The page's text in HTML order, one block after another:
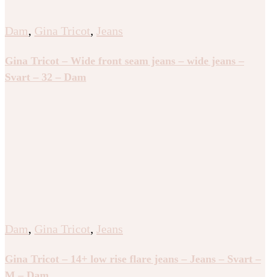
Dam, Gina Tricot, Jeans
Gina Tricot – Wide front seam jeans – wide jeans –
Svart – 32 – Dam
Dam, Gina Tricot, Jeans
Gina Tricot – 14+ low rise flare jeans – Jeans – Svart –